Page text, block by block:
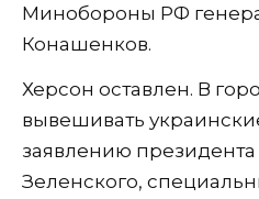
Минобороны РФ
Конашенков.
Херсон оставлен. В
вывешивать
заявлению
Зеленского,